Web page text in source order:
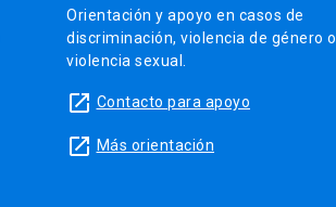
Orientación y apoyo en casos de
discriminación, violencia de género o
violencia sexual.
launch Contacto para apoyo
launch Más orientación